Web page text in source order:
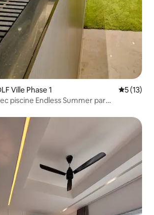
Ville Phase 1
5 (13)
piscine Endless Summer par